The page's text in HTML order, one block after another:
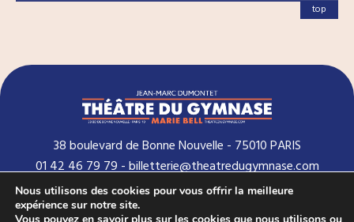
top
38 boulevard de Bonne Nouvelle - 75010 PARIS
01 42 46 79 79 - billetterie@theatredugymnase.com
Nous utilisons des cookies pour vous offrir la meilleure
expérience sur notre site.